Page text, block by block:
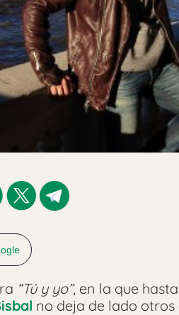
“Tú y yo”, en la que
no deja de lado